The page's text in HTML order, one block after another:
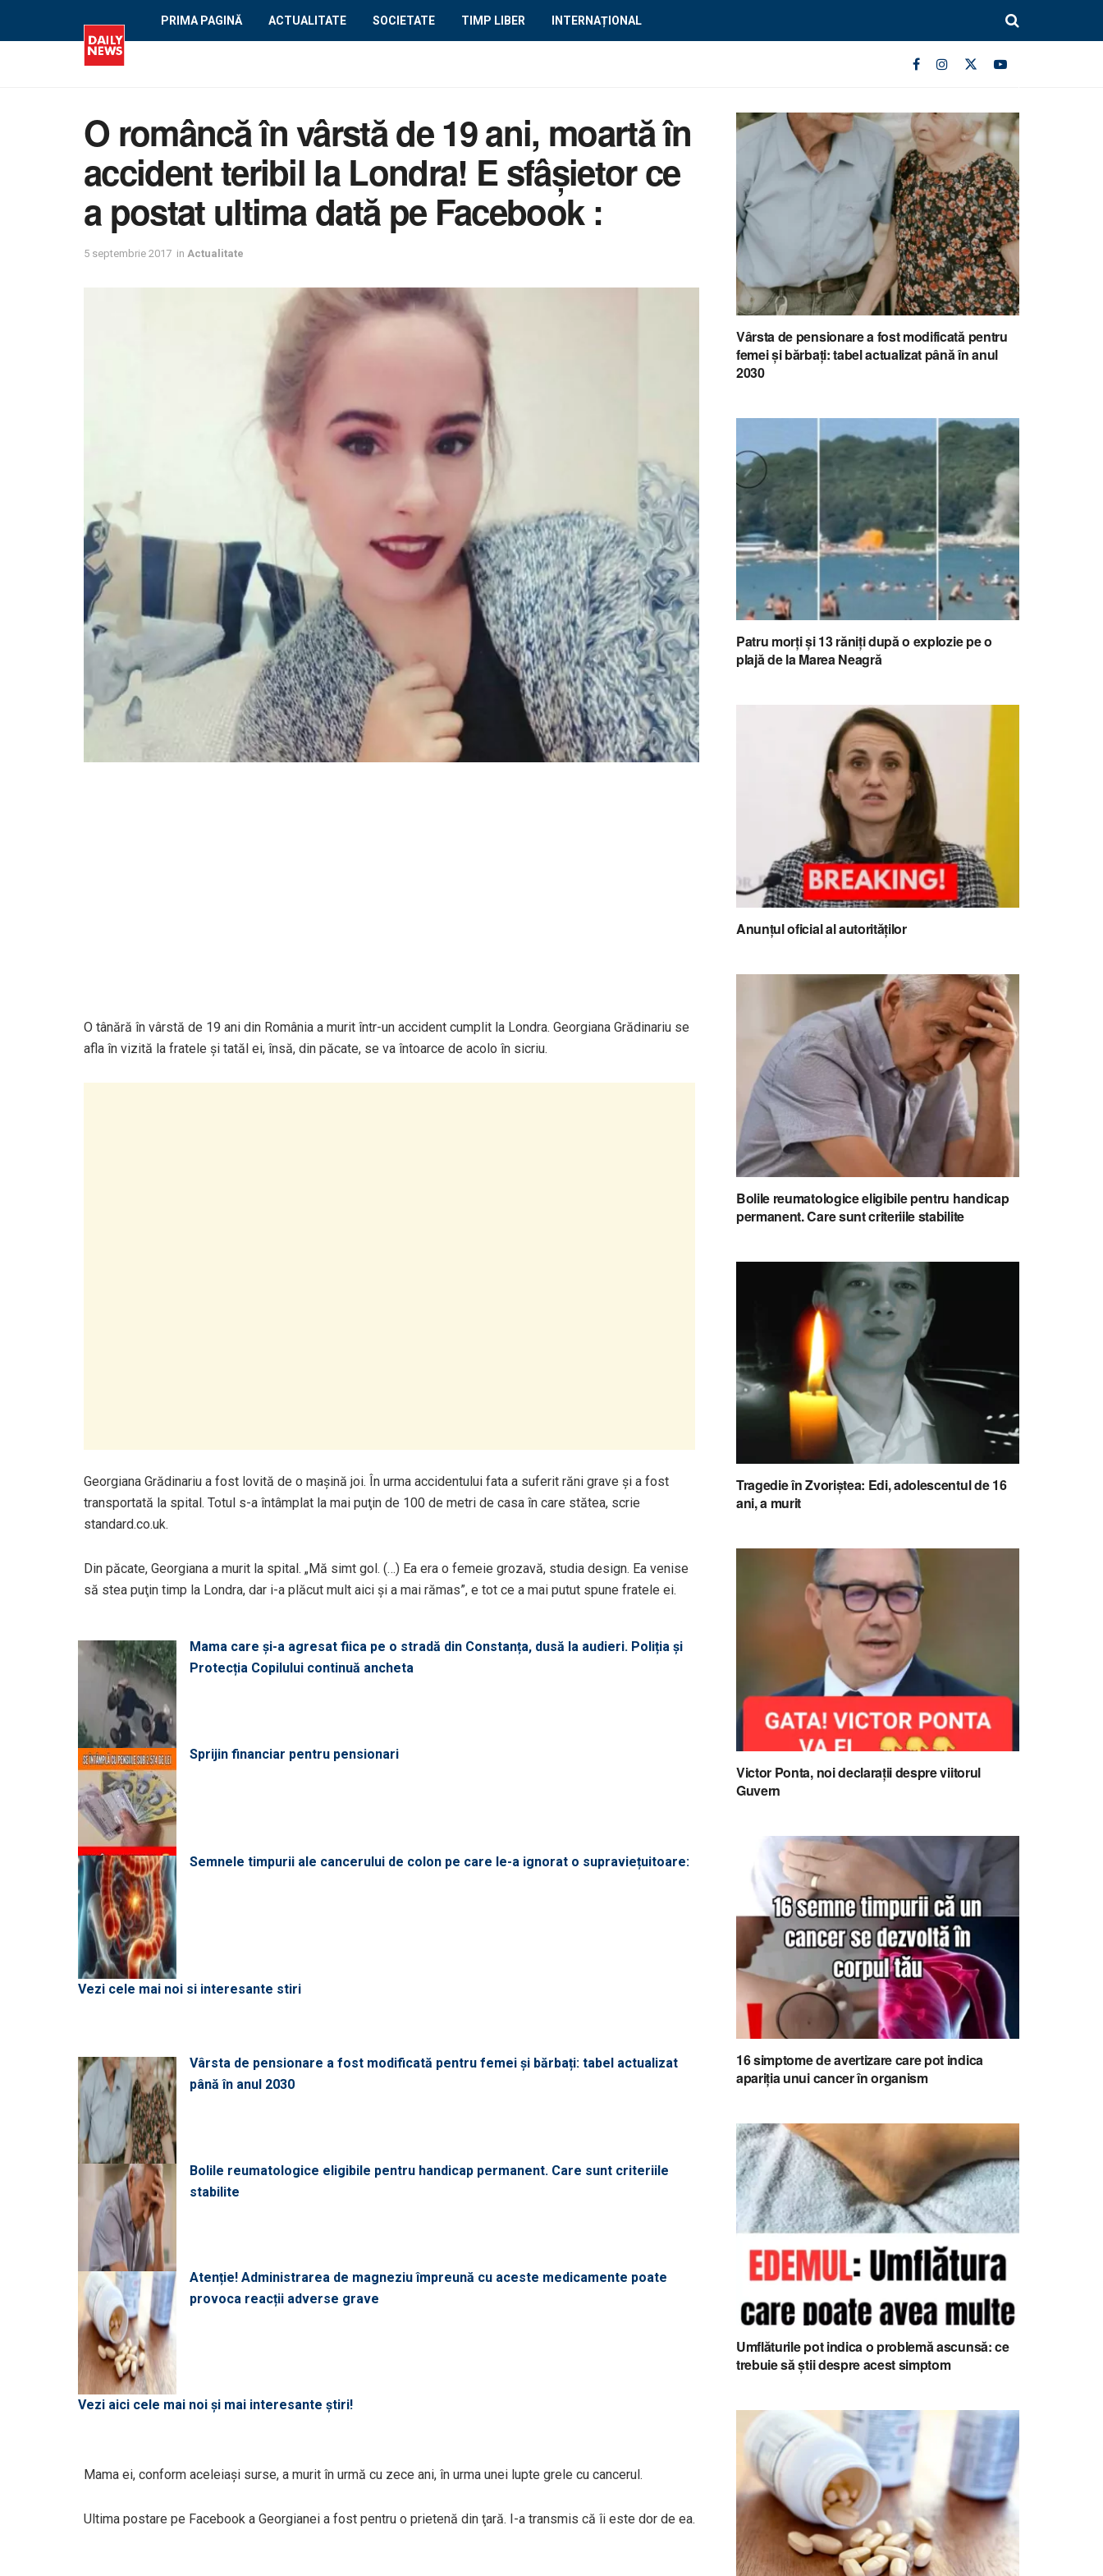
PRIMA PAGINĂ ACTUALITATE SOCIETATE TIMP LIBER INTERNAȚIONAL
O româncă în vârstă de 19 ani, moartă în
accident teribil la Londra! E sfâşietor ce
a postat ultima dată pe Facebook :
5 septembrie 2017 in Actualitate
O tânără în vârstă de 19 ani din România a murit într-un accident cumplit la Londra. Georgiana Grădinariu se
afla în vizită la fratele şi tatăl ei, însă, din păcate, se va întoarce de acolo în sicriu.
Georgiana Grădinariu a fost lovită de o maşină joi. În urma accidentului fata a suferit răni grave şi a fost
transportată la spital. Totul s-a întâmplat la mai puţin de 100 de metri de casa în care stătea, scrie
standard.co.uk.
Din păcate, Georgiana a murit la spital. „Mă simt gol. (…) Ea era o femeie grozavă, studia design. Ea venise
să stea puţin timp la Londra, dar i-a plăcut mult aici şi a mai rămas”, e tot ce a mai putut spune fratele ei.
Mama care și-a agresat fiica pe o stradă din Constanța, dusă la audieri. Poliția și
Protecția Copilului continuă ancheta
Sprijin financiar pentru pensionari
Semnele timpurii ale cancerului de colon pe care le-a ignorat o supraviețuitoare:
Vezi cele mai noi si interesante stiri
Vârsta de pensionare a fost modificată pentru femei și bărbați: tabel actualizat
până în anul 2030
Bolile reumatologice eligibile pentru handicap permanent. Care sunt criteriile
stabilite
Atenție! Administrarea de magneziu împreună cu aceste medicamente poate
provoca reacții adverse grave
Vezi aici cele mai noi și mai interesante știri!
Mama ei, conform aceleiaşi surse, a murit în urmă cu zece ani, în urma unei lupte grele cu cancerul.
Ultima postare pe Facebook a Georgianei a fost pentru o prietenă din ţară. I-a transmis că îi este dor de ea.
Vârsta de pensionare a fost modificată pentru
femei și bărbați: tabel actualizat până în anul
2030
Patru morți și 13 răniți după o explozie pe o
plajă de la Marea Neagră
Anunțul oficial al autorităților
Bolile reumatologice eligibile pentru handicap
permanent. Care sunt criteriile stabilite
Tragedie în Zvoriștea: Edi, adolescentul de 16
ani, a murit
Victor Ponta, noi declarații despre viitorul
Guvern
16 simptome de avertizare care pot indica
apariția unui cancer în organism
Umflăturile pot indica o problemă ascunsă: ce
trebuie să știi despre acest simptom